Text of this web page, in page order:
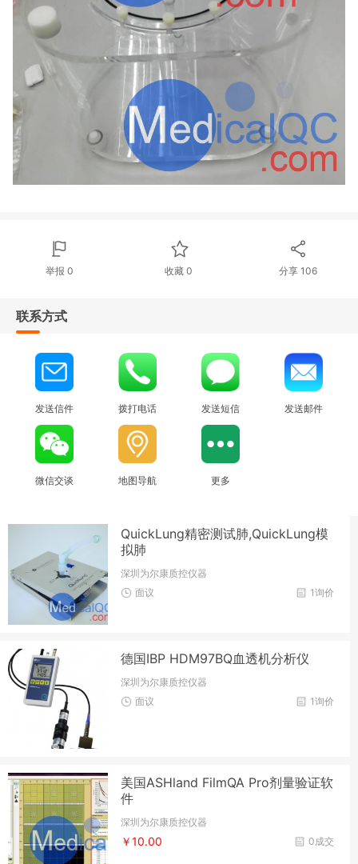
举报 0 收藏 0 分享106
联系方式
发送信件 拨打电话 发送短信 发送邮件
微信交谈 地图导航 更多
QuickLung精密测试肺,QuickLung模
拟肺
深圳为尔康质控仪器
1询价
面议
德国IBP HDM97BQ血透机分析仪
深圳为尔康质控仪器
1询价
面议
美国ASHland FilmQA Pro剂量验证软
件
深圳为尔康质控仪器
0成交
￥10.00